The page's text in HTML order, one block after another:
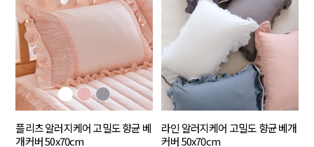
플리츠 알러지케어 고밀도 향균 베
개커버 50x70cm
라인 알러지케어 고밀도 향균 베개
커버 50x70cm